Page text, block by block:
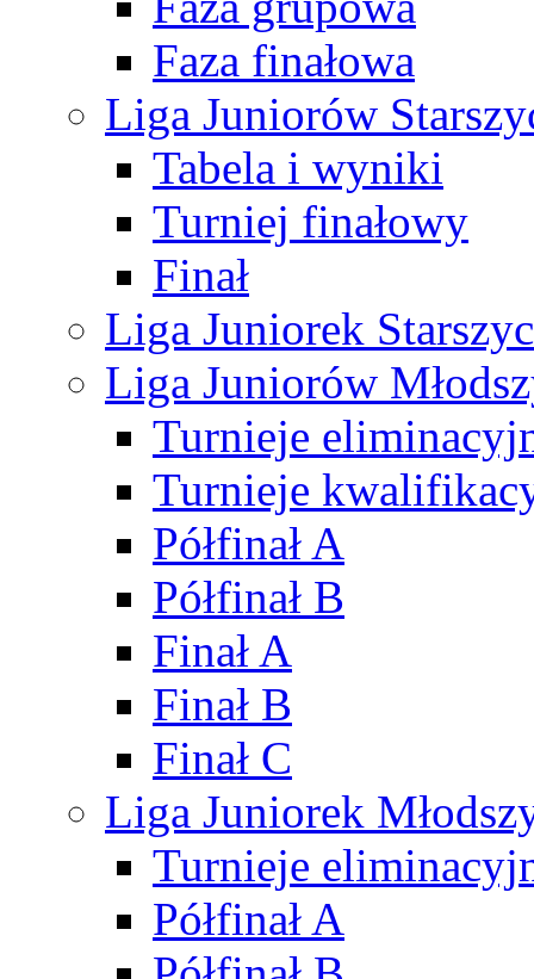
Faza finałowa
Liga Juniorów
Tabela i wyniki
Turniej finałowy
Finał
Liga Juniorek
Liga Juniorów
Turnieje
Turnieje
Półfinał A
Półfinał B
Finał A
Finał B
Finał C
Liga Juniorek
Turnieje
Półfinał A